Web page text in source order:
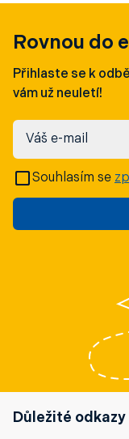
dodržovat
si pozor na
místech.
Rovnou do
Přihlaste se k
vám už neuletí!
Váš e-mail
Souhlasím se
Důležité odkazy